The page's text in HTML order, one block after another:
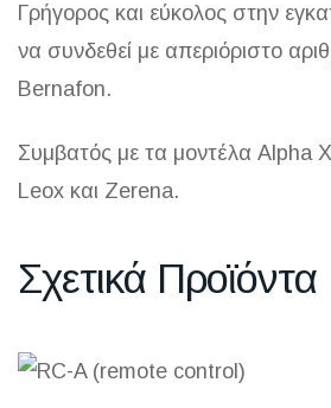
Γρήγορος και εύκολος στην
να συνδεθεί με απεριόριστο
Bernafon.
Συμβατός με τα μοντέλα Alpha
Leox και Zerena.
Σχετικά Προϊόντα